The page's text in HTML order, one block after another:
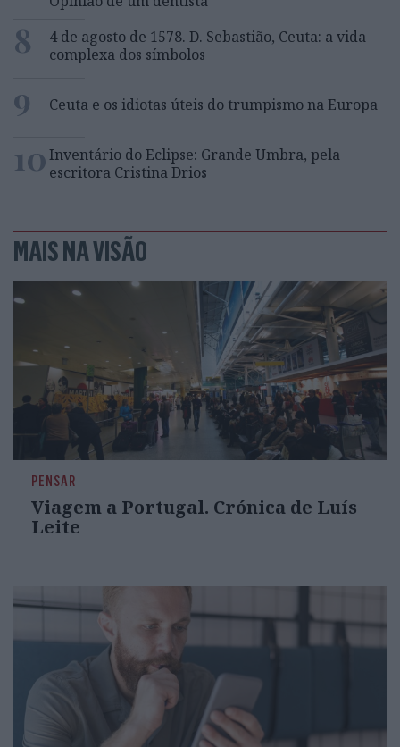
8
4 de agosto de 1578. D. Sebastião, Ceuta: a vida
complexa dos símbolos
9 Ceuta e os idiotas úteis do trumpismo na Europa
10Inventário do Eclipse: Grande Umbra, pela
escritora Cristina Drios
MAIS NA VISÃO
PENSAR
Viagem a Portugal. Crónica de Luís
Leite